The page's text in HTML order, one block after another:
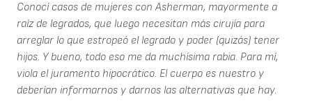
Conocí casos de mujeres con Asherman, mayormente a
raíz de legrados, que luego necesitan más cirujía para
arreglar lo que estropeó el legrado y poder (quizás) tener
hijos. Y bueno, todo eso me da muchísima rabia. Para mí,
viola el juramento hipocrático. El cuerpo es nuestro y
deberían informarnos y darnos las alternativas que hay.